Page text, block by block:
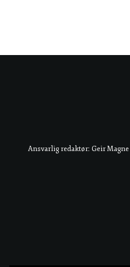
Ansvarlig redaktør: Geir